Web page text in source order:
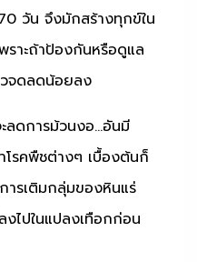
วัน จึงมักสร้างทุกข์ใน
ราะถ้าป้องกันหรือดูแล
จดลดน้อยลง
การม้วนงอ…อันมี
โรคพืชต่างๆ เบื้องต้นก็
ารเติมกลุ่มของหินแร่
งไปในแปลงเทือกก่อน